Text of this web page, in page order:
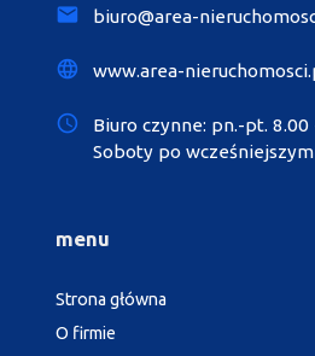
biuro@area-
www.area-
Biuro czynne: pn.-pt. 8.00
Soboty po
menu
Strona główna
O firmie